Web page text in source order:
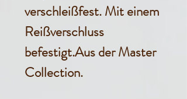
verschleißfest. Mit einem
Reißverschluss
befestigt.Aus der Master
Collection.